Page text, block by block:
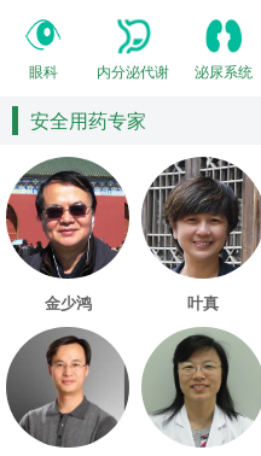
眼科 内分泌代谢 泌尿系统
安全用药专家
金少鸿 叶真